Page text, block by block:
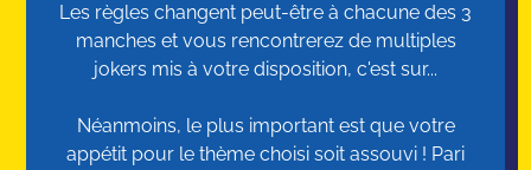
Les règles changent peut-être à chacune des 3
manches et vous rencontrerez de multiples
jokers mis à votre disposition, c'est sur...
Néanmoins, le plus important est que votre
appétit pour le thème choisi soit assouvi ! Pari